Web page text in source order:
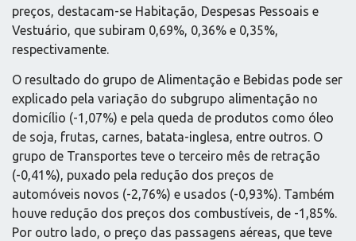
preços, destacam-se Habitação, Despesas Pessoais e
Vestuário, que subiram 0,69%, 0,36% e 0,35%,
respectivamente.
O resultado do grupo de Alimentação e Bebidas pode ser
explicado pela variação do subgrupo alimentação no
domicílio (-1,07%) e pela queda de produtos como óleo
de soja, frutas, carnes, batata-inglesa, entre outros. O
grupo de Transportes teve o terceiro mês de retração
(-0,41%), puxado pela redução dos preços de
automóveis novos (-2,76%) e usados (-0,93%). Também
houve redução dos preços dos combustíveis, de -1,85%.
Por outro lado, o preço das passagens aéreas, que teve